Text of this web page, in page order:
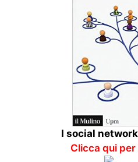
I social
Clicca qui